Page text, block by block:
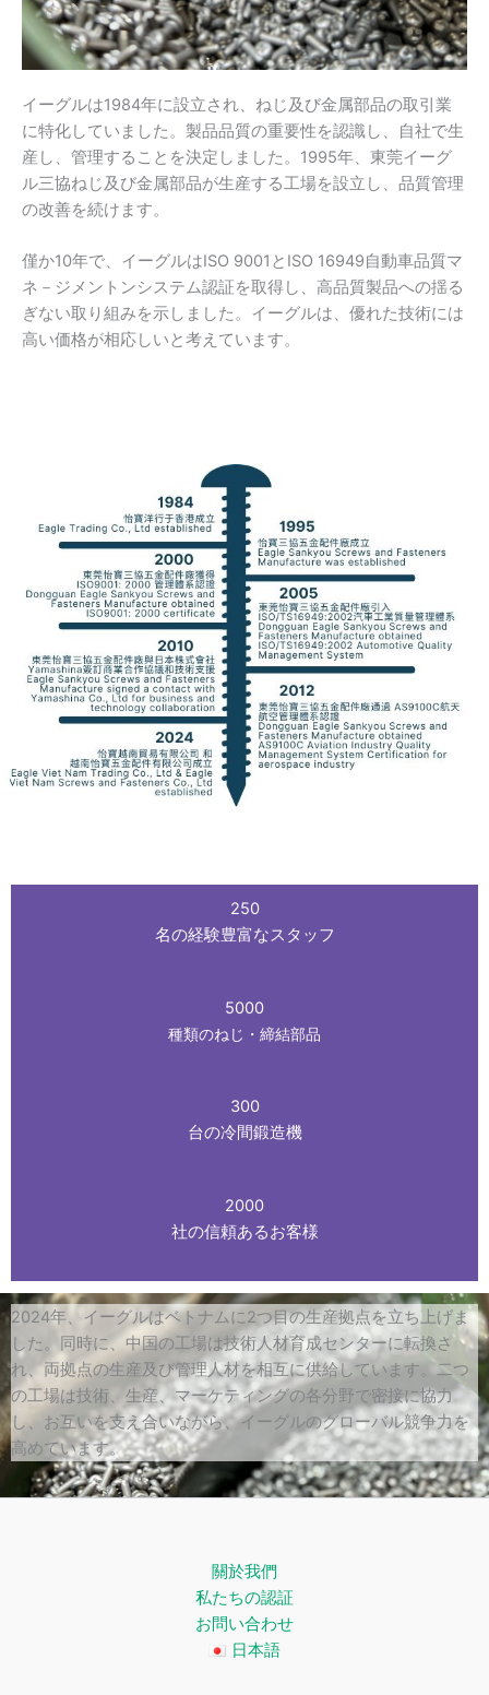
イーグルは1984年に設立され、ねじ及び金属部品の取引業
に特化していました。製品品質の重要性を認識し、自社で生
産し、管理することを決定しました。1995年、東莞イーグ
ル三協ねじ及び金属部品が生産する工場を設立し、品質管理
の改善を続けます。
僅か10年で、イーグルはISO 9001とISO 16949自動車品質マ
ネ－ジメントンシステム認証を取得し、高品質製品への揺る
ぎない取り組みを示しました。イーグルは、優れた技術には
高い価格が相応しいと考えています。
250
名の経験豊富なスタッフ
5000
種類のねじ・締結部品
300
台の冷間鍛造機
2000
社の信頼あるお客様
2024年、イーグルはベトナムに2つ目の生産拠点を立ち上げま
した。同時に、中国の工場は技術人材育成センターに転換さ
れ、両拠点の生産及び管理人材を相互に供給しています。二つ
の工場は技術、生産、マーケティングの各分野で密接に協力
し、お互いを支え合いながら、イーグルのグローバル競争力を
高めています。
關於我們
私たちの認証
お問い合わせ
日本語